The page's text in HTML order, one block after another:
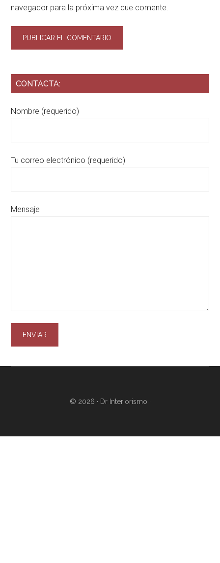
navegador para la próxima vez que comente.
CONTACTA:
Nombre (requerido)
Tu correo electrónico (requerido)
Mensaje
© 2026 · Dr Interiorismo ·